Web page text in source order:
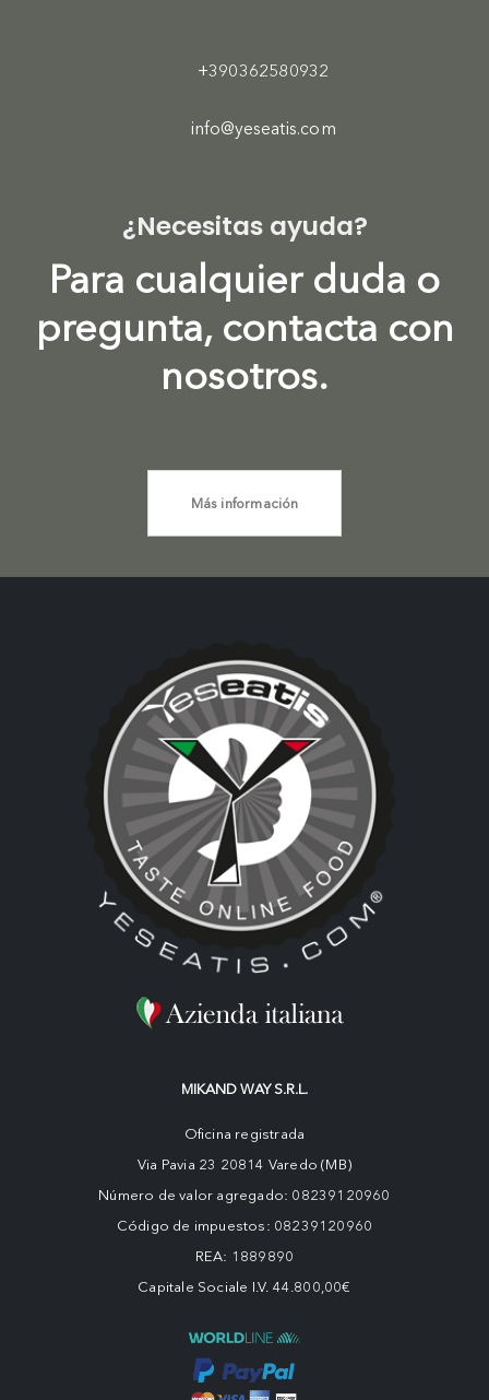
+390362580932
info@yeseatis.com
¿Necesitas ayuda?
Para cualquier duda o
pregunta, contacta con
nosotros.
Más información
MIKAND WAY S.R.L.
Oficina registrada
Via Pavia 23 20814 Varedo (MB)
Número de valor agregado: 08239120960
Código de impuestos: 08239120960
REA: 1889890
Capitale Sociale I.V. 44.800,00€